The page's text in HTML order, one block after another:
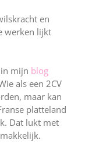
en
werken lijkt
mijn blog
als een 2CV
maar kan
platteland
Dat lukt met